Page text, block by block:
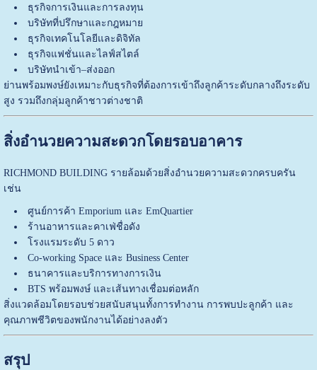
ธุรกิจการเงินและการลงทุน
บริษัทที่ปรึกษาและกฎหมาย
ธุรกิจเทคโนโลยีและดิจิทัล
ธุรกิจแฟชั่นและไลฟ์สไตล์
บริษัทนำเข้า–ส่งออก
ย่านพร้อมพงษ์ยังเหมาะกับธุรกิจที่ต้องการเข้าถึงลูกค้าระดับกลางถึงระดับ
สูง รวมถึงกลุ่มลูกค้าชาวต่างชาติ
สิ่งอำนวยความสะดวกโดยรอบอาคาร
RICHMOND BUILDING รายล้อมด้วยสิ่งอำนวยความสะดวกครบครัน
เช่น
ศูนย์การค้า Emporium และ EmQuartier
ร้านอาหารและคาเฟ่ชื่อดัง
โรงแรมระดับ 5 ดาว
Co-working Space และ Business Center
ธนาคารและบริการทางการเงิน
BTS พร้อมพงษ์ และเส้นทางเชื่อมต่อหลัก
สิ่งแวดล้อมโดยรอบช่วยสนับสนุนทั้งการทำงาน การพบปะลูกค้า และ
คุณภาพชีวิตของพนักงานได้อย่างลงตัว
สรุป